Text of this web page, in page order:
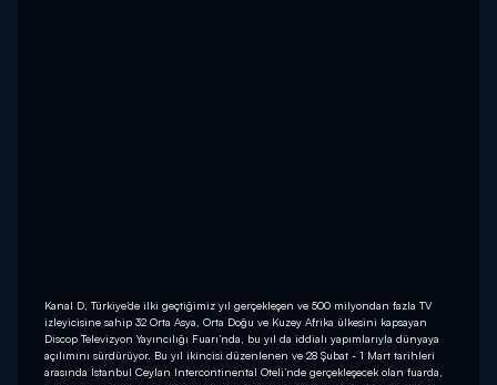
Kanal D, Türkiye’de ilki geçtiğimiz yıl gerçekleşen ve 500 milyondan fazla TV
izleyicisine sahip 32 Orta Asya, Orta Doğu ve Kuzey Afrika ülkesini kapsayan
Discop Televizyon Yayıncılığı Fuarı’nda, bu yıl da iddialı yapımlarıyla dünyaya
açılımını sürdürüyor. Bu yıl ikincisi düzenlenen ve 28 Şubat - 1 Mart tarihleri
arasında İstanbul Ceylan Intercontinental Oteli’nde gerçekleşecek olan fuarda,